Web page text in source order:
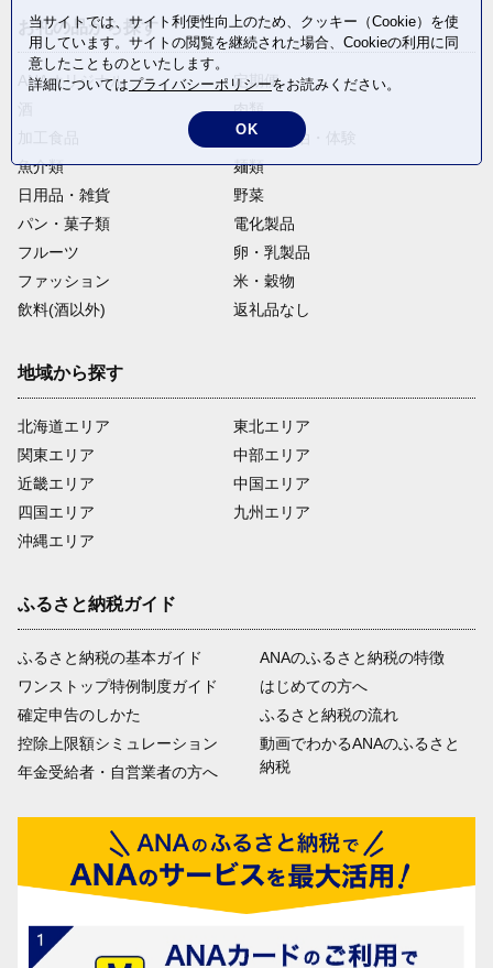
お礼の品から探す
ANAオリジナル
定期便
肉類
旅行・宿泊・体験
魚介類
麺類
日用品・雑貨
野菜
パン・菓子類
電化製品
フルーツ
卵・乳製品
ファッション
米・穀物
飲料(酒以外)
返礼品なし
地域から探す
北海道エリア
関東エリア
近畿エリア
四国エリア
沖縄エリア
東北エリア
中部エリア
中国エリア
九州エリア
ふるさと納税ガイド
ふるさと納税の基本ガイド
ワンストップ特例制度ガイド
確定申告のしかた
控除上限額シミュレーション
年金受給者・自営業者の方へ
ANAのふるさと納税の特徴
はじめての方へ
ふるさと納税の流れ
動画でわかるANAのふるさと
納税
当サイトでは、サイト利便性向上のため、クッキー（Cookie）を使
用しています。サイトの閲覧を継続された場合、Cookieの利用に同
意したことものといたします。
詳細についてはプライバシーポリシーをお読みください。
OK